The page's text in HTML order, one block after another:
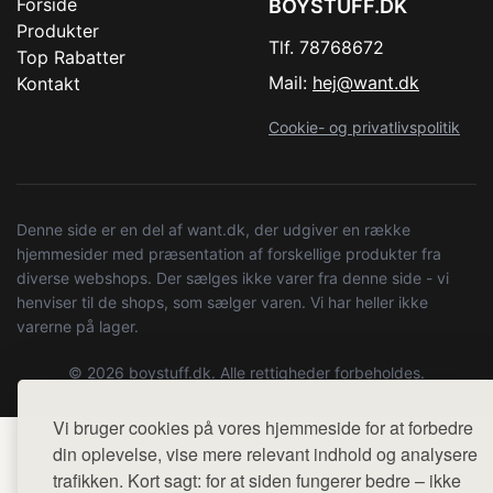
Vi bruger cookies på vores hjemmeside for at forbedre
din oplevelse, vise mere relevant indhold og analysere
trafikken. Kort sagt: for at siden fungerer bedre – ikke
Forside
Produkter
Top Rabatter
Kontakt
BOYSTUFF.DK
Tlf. 78768672
Mail: hej@want.dk
Cookie- og privatlivspolitik
Denne side er en del af want.dk, der udgiver en række
hjemmesider med præsentation af forskellige produkter fra
diverse webshops. Der sælges ikke varer fra denne side - vi
henviser til de shops, som sælger varen. Vi har heller ikke
varerne på lager.
© 2026 boystuff.dk. Alle rettigheder forbeholdes.